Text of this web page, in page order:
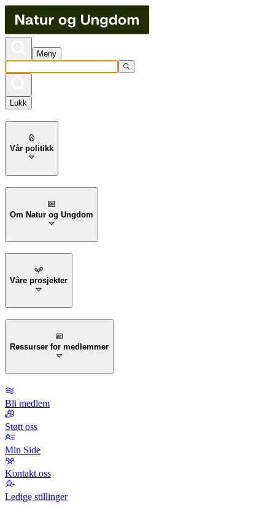
Meny
Lukk
Vår politikk
Om Natur og Ungdom
Våre prosjekter
Ressurser for medlemmer
Bli medlem
Støtt oss
Min Side
Kontakt oss
Ledige stillinger